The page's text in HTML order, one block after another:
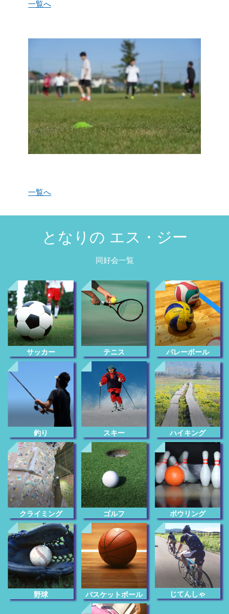
一覧へ
一覧へ
となりの エス・ジー
同好会一覧
サッカー テニス バレーボール
釣り スキー ハイキング
クライミング ゴルフ ボウリング
野球 バスケットボール じてんしゃ